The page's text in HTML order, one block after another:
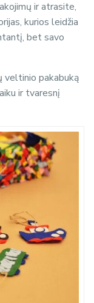
ir atrasite,
kurios leidžia
bet savo
veltinio pakabuką
ir tvaresnį